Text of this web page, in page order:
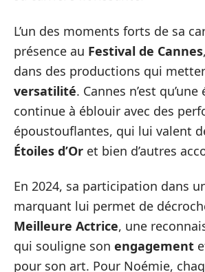
L’un des moments forts de sa
présence au Festival de Cannes
dans des productions qui
versatilité. Cannes n’est
continue à éblouir avec des
époustouflantes, qui lui valent
Étoiles d’Or et bien d’autres
En 2024, sa participation dans
marquant lui permet de
Meilleure Actrice, une
qui souligne son engagement
pour son art. Pour Noémie,